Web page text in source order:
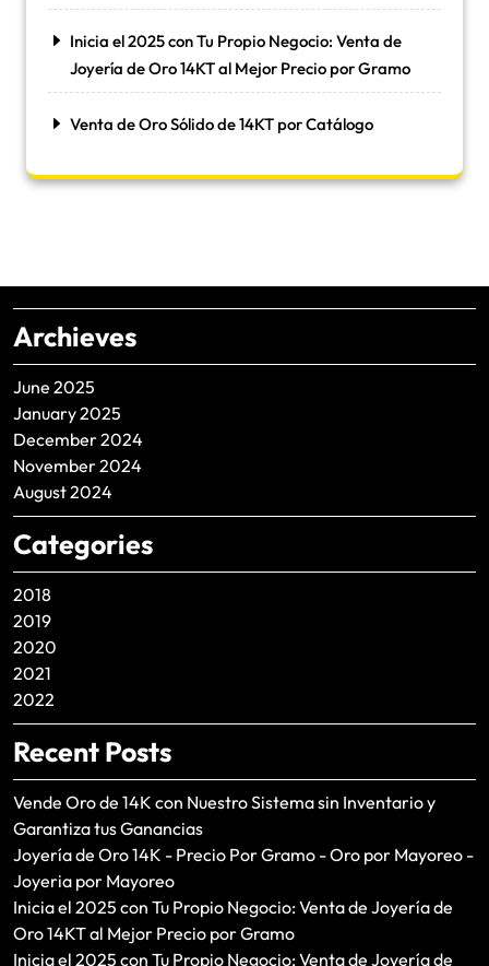
Inicia el 2025 con Tu Propio Negocio: Venta de
Joyería de Oro 14KT al Mejor Precio por Gramo
Venta de Oro Sólido de 14KT por Catálogo
Archieves
June 2025
January 2025
December 2024
November 2024
August 2024
Categories
2018
2019
2020
2021
2022
Recent Posts
Vende Oro de 14K con Nuestro Sistema sin Inventario y
Garantiza tus Ganancias
Joyería de Oro 14K - Precio Por Gramo - Oro por Mayoreo -
Joyeria por Mayoreo
Inicia el 2025 con Tu Propio Negocio: Venta de Joyería de
Oro 14KT al Mejor Precio por Gramo
Inicia el 2025 con Tu Propio Negocio: Venta de Joyería de